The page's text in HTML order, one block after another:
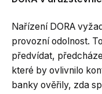
Nařízení DORA
provozní odolnost.
předvídat,
které by ovlivnilo
banky ověřily, zda